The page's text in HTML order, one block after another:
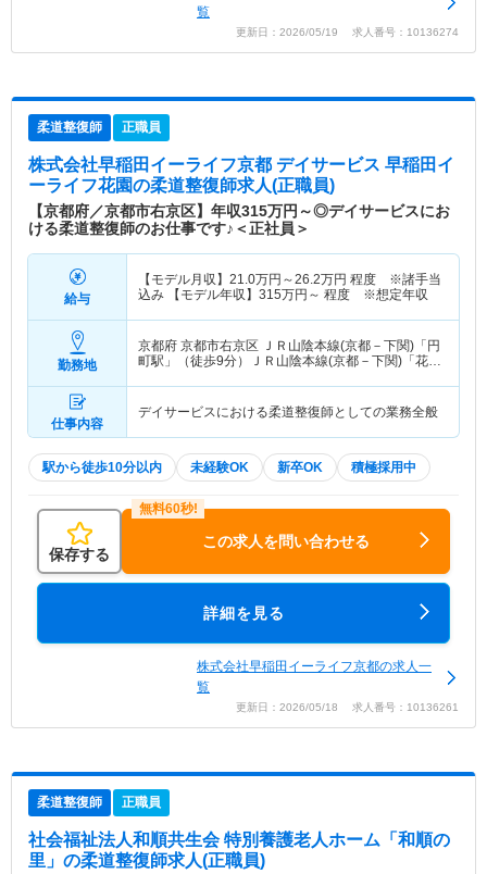
覧
更新日：2026/05/19 求人番号：10136274
柔道整復師 正職員
株式会社早稲田イーライフ京都 デイサービス 早稲田イ
ーライフ花園の柔道整復師求人(正職員)
【京都府／京都市右京区】年収315万円～◎デイサービスにお
ける柔道整復師のお仕事です♪＜正社員＞
給与
【モデル月収】 21.0万円～26.2万円 程度 ※諸手当
込み 【モデル年収】 315万円～ 程度 ※想定年収
勤務地
京都府 京都市右京区 ＪＲ山陰本線(京都－下関)「円
町駅」（徒歩9分）ＪＲ山陰本線(京都－下関)「花園
仕事内容
デイサービスにおける柔道整復師としての業務全般
駅から徒歩10分以内 未経験OK 新卒OK 積極採用中
保存する
この求人を問い合わせる
詳細を見る
株式会社早稲田イーライフ京都の求人一
覧
更新日：2026/05/18 求人番号：10136261
柔道整復師 正職員
社会福祉法人和順共生会 特別養護老人ホーム「和順の
里」 の柔道整復師求人(正職員)